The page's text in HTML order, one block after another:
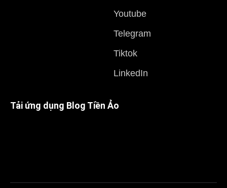
Youtube
Telegram
Tiktok
LinkedIn
Tải ứng dụng Blog Tiền Ảo